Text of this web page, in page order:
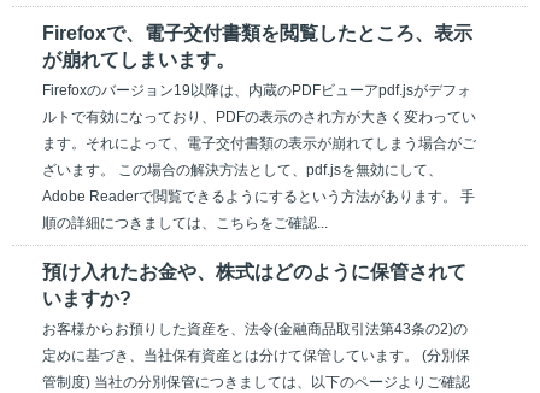
Firefoxで、電子交付書類を閲覧したところ、表示
が崩れてしまいます。
Firefoxのバージョン19以降は、内蔵のPDFビューアpdf.jsがデフォ
ルトで有効になっており、PDFの表示のされ方が大きく変わってい
ます。それによって、電子交付書類の表示が崩れてしまう場合がご
ざいます。 この場合の解決方法として、pdf.jsを無効にして、
Adobe Readerで閲覧できるようにするという方法があります。 手
順の詳細につきましては、こちらをご確認...
預け入れたお金や、株式はどのように保管されて
いますか?
お客様からお預りした資産を、法令(金融商品取引法第43条の2)の
定めに基づき、当社保有資産とは分けて保管しています。 (分別保
管制度) 当社の分別保管につきましては、以下のページよりご確認